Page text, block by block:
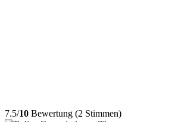
7.5/10 Bewertung (2 Stimmen)